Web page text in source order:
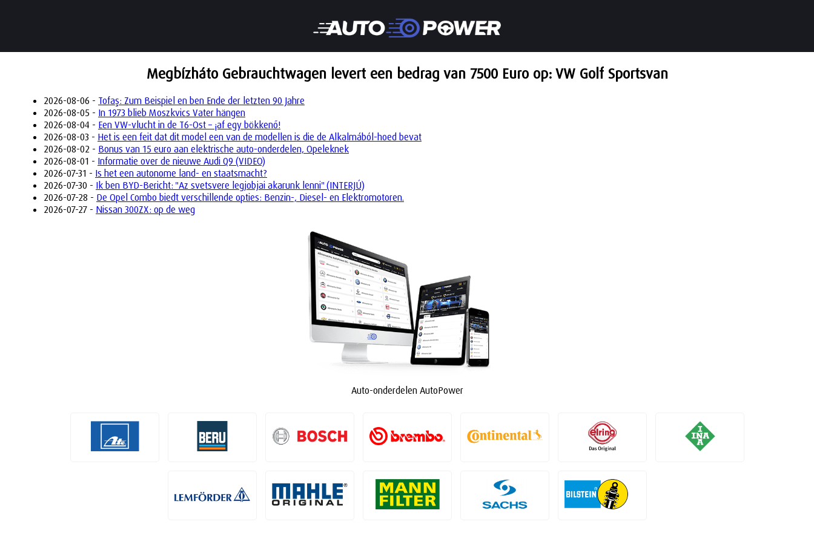
Megbízháto Gebrauchtwagen levert een bedrag van 7500 Euro op: VW Golf Sportsvan
2026-08-06 - Tofaş: Zum Beispiel en ben Ende der letzten 90 Jahre
2026-08-05 - In 1973 blieb Moszkvics Vater hängen
2026-08-04 - Een VW-vlucht in de T6-Ost – ¡af egy bökkenő!
2026-08-03 - Het is een feit dat dit model een van de modellen is die de Alkalmából-hoed bevat
2026-08-02 - Bonus van 15 euro aan elektrische auto-onderdelen, Opeleknek
2026-08-01 - Informatie over de nieuwe Audi Q9 (VIDEO)
2026-07-31 - Is het een autonome land- en staatsmacht?
2026-07-30 - Ik ben BYD-Bericht: "Az svetsvere legjobjai akarunk lenni" (INTERJÚ)
2026-07-28 - De Opel Combo biedt verschillende opties: Benzin-, Diesel- en Elektromotoren.
2026-07-27 - Nissan 300ZX: op de weg
Auto-onderdelen AutoPower